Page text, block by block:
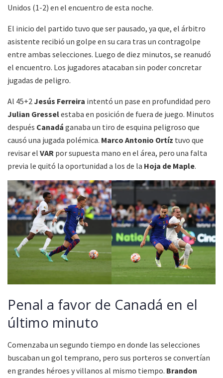
Unidos (1-2) en el encuentro de esta noche.
El inicio del partido tuvo que ser pausado, ya que, el árbitro
asistente recibió un golpe en su cara tras un contragolpe
entre ambas selecciones. Luego de diez minutos, se reanudó
el encuentro. Los jugadores atacaban sin poder concretar
jugadas de peligro.
Al 45+2 Jesús Ferreira intentó un pase en profundidad pero
Julian Gresselestaba en posición de fuera de juego. Minutos
después Canadá ganaba un tiro de esquina peligroso que
causó una jugada polémica. Marco Antonio Ortíz tuvo que
revisar el VAR por supuesta mano en el área, pero una falta
previa le quitó la oportunidad a los de la Hoja de Maple.
Penal a favor de Canadá en el
último minuto
Comenzaba un segundo tiempo en donde las selecciones
buscaban un gol temprano, pero sus porteros se convertían
en grandes héroes y villanos al mismo tiempo. Brandon